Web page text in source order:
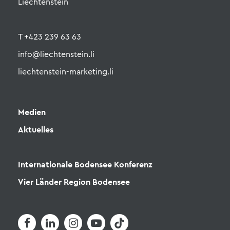
Liechtenstein
T +423 239 63 63
info@liechtenstein.li
liechtenstein-marketing.li
Medien
Aktuelles
Internationale Bodensee Konferenz
Vier Länder Region Bodensee